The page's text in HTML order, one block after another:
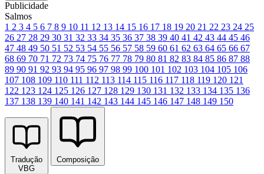
Publicidade
Salmos
1 2 3 4 5 6 7 8 9 10 11 12 13 14 15 16 17 18 19 20 21 22 23 24 25
26 27 28 29 30 31 32 33 34 35 36 37 38 39 40 41 42 43 44 45 46
47 48 49 50 51 52 53 54 55 56 57 58 59 60 61 62 63 64 65 66 67
68 69 70 71 72 73 74 75 76 77 78 79 80 81 82 83 84 85 86 87 88
89 90 91 92 93 94 95 96 97 98 99 100 101 102 103 104 105 106
107 108 109 110 111 112 113 114 115 116 117 118 119 120 121
122 123 124 125 126 127 128 129 130 131 132 133 134 135 136
137 138 139 140 141 142 143 144 145 146 147 148 149 150
Tradução
VBG
Composição